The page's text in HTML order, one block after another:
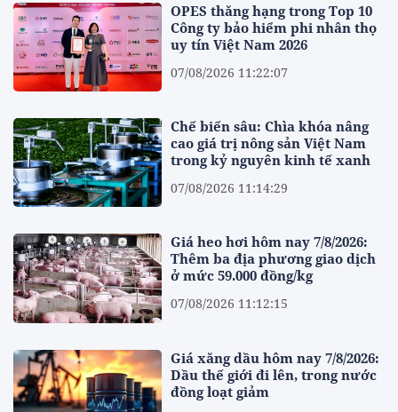
OPES thăng hạng trong Top 10
Công ty bảo hiểm phi nhân thọ
uy tín Việt Nam 2026
07/08/2026 11:22:07
Chế biến sâu: Chìa khóa nâng
cao giá trị nông sản Việt Nam
trong kỷ nguyên kinh tế xanh
07/08/2026 11:14:29
Giá heo hơi hôm nay 7/8/2026:
Thêm ba địa phương giao dịch
ở mức 59.000 đồng/kg
07/08/2026 11:12:15
Giá xăng dầu hôm nay 7/8/2026:
Dầu thế giới đi lên, trong nước
đồng loạt giảm